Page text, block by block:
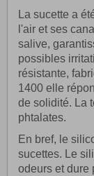
La sucette a
l'air et ses
salive,
possibles
résistante,
1400 elle
de solidité. La
phtalates.
En bref, le
sucettes. Le
odeurs et dure